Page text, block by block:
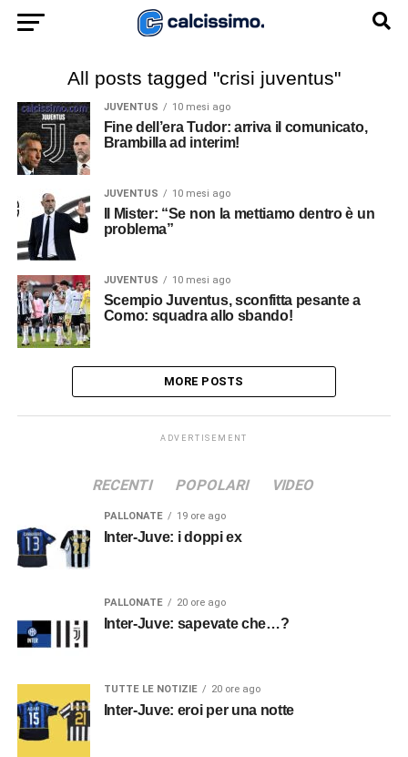
All posts tagged "crisi juventus"
JUVENTUS 10 mesi ago
Fine dell’era Tudor: arriva il comunicato,
Brambilla ad interim!
JUVENTUS 10 mesi ago
Il Mister: “Se non la mettiamo dentro è un
problema”
JUVENTUS 10 mesi ago
Scempio Juventus, sconfitta pesante a
Como: squadra allo sbando!
MORE POSTS
ADVERTISEMENT
RECENTI POPOLARI VIDEO
PALLONATE 19 ore ago
Inter-Juve: i doppi ex
PALLONATE 20 ore ago
Inter-Juve: sapevate che…?
TUTTE LE NOTIZIE 20 ore ago
Inter-Juve: eroi per una notte